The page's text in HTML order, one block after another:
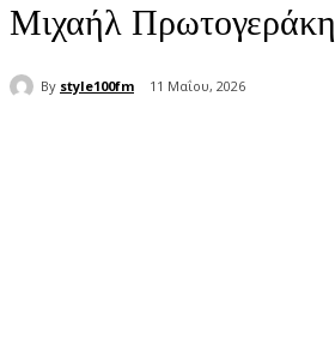
Μιχαήλ Πρωτογεράκη
By style100fm 11 Μαΐου, 2026